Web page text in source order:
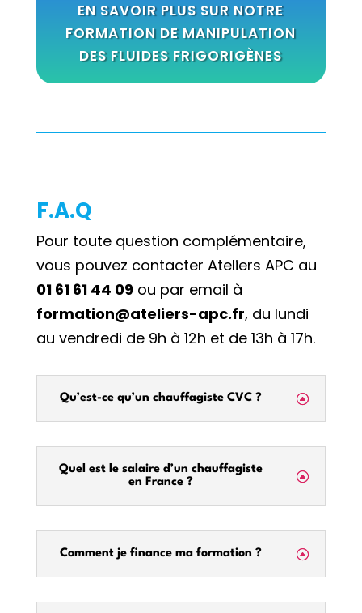
EN SAVOIR PLUS SUR NOTRE
FORMATION DE MANIPULATION
DES FLUIDES FRIGORIGÈNES
F.A.Q
Pour toute question complémentaire,
vous pouvez contacter Ateliers APC au
01 61 61 44 09ou par email à
formation@ateliers-apc.fr, du lundi
au vendredi de 9h à 12h et de 13h à 17h.
Qu’est-ce qu’un chauffagiste CVC ?
Quel est le salaire d’un chauffagiste
en France ?
Comment je finance ma formation ?